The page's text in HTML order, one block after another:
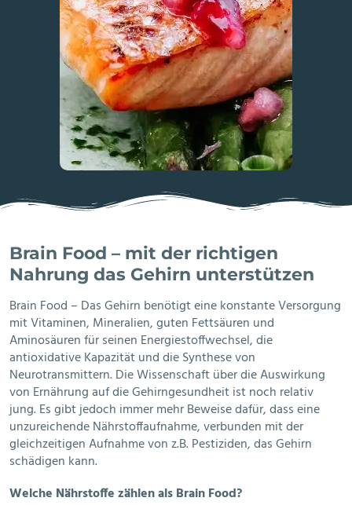
Brain Food – mit der richtigen
Nahrung das Gehirn unterstützen
Brain Food – Das Gehirn benötigt eine konstante Versorgung
mit Vitaminen, Mineralien, guten Fettsäuren und
Aminosäuren für seinen Energiestoffwechsel, die
antioxidative Kapazität und die Synthese von
Neurotransmittern. Die Wissenschaft über die Auswirkung
von Ernährung auf die Gehirngesundheit ist noch relativ
jung. Es gibt jedoch immer mehr Beweise dafür, dass eine
unzureichende Nährstoffaufnahme, verbunden mit der
gleichzeitigen Aufnahme von z.B. Pestiziden, das Gehirn
schädigen kann.
Welche Nährstoffe zählen als Brain Food?